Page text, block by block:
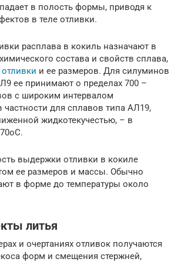
в полость формы, приводя к
в теле отливки.
расплава в кокиль назначают в
состава и свойств сплава,
и ее размеров. Для силуминов
ее принимают о пределах 700 –
с широким интервалом
частности для сплавов типа АЛ19,
жидкотекучестью, – в
выдержки отливки в кокиле
ее размеров и массы. Обычно
в форме до температуры около
литья
и очертаниях отливок получаются
форм и смещения стержней,